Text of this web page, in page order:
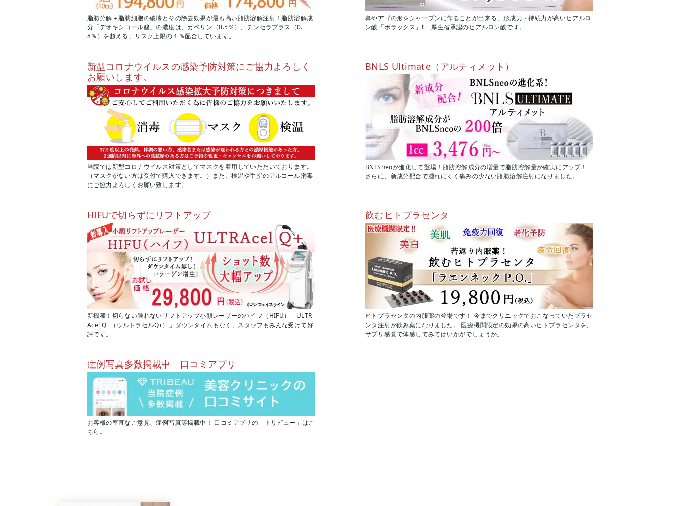
脂肪分解＋脂肪細胞の破壊とその除去効果が最も高い脂肪溶解注射！脂肪溶解成
分「デオキシコール酸」の濃度は、カベリン（0.5％）、チンセラプラス（0.
8％）を超える、リスク上限の１％配合しています。
鼻やアゴの形をシャープンに作ることが出来る、形成力・持続力が高いヒアルロ
ン酸「ボラックス」‼ 厚生省承認のヒアルロン酸です。
新型コロナウイルスの感染予防対策にご協力よろしく
お願いします。
当院では新型コロナウイルス対策としてマスクを着用していただいております。
（マスクがない方は受付で購入できます。）また、検温や手指のアルコール消毒
にご協力よろしくお願い致します。
BNLS Ultimate（アルティメット）
BNLSneoが進化して登場！脂肪溶解成分の増量で脂肪溶解量が確実にアップ！
さらに、新成分配合で腫れにくく痛みの少ない脂肪溶解注射になりました。
HIFUで切らずにリフトアップ
新機種！切らない腫れないリフトアップ小顔レーザーのハイフ（HIFU）「ULTR
Acel Q+（ウルトラセルQ+）」ダウンタイムもなく、スタッフもみんな受けて好
評です。
飲むヒトプラセンタ
ヒトプラセンタの内服薬の登場です！ 今までクリニックでおこなっていたプラセ
ンタ注射が飲み薬になりました。 医療機関限定の効果の高いヒトプラセンタを、
サプリ感覚で体感してみてはいかがでしょうか。
症例写真多数掲載中 口コミアプリ
お客様の率直なご意見、症例写真等掲載中！ 口コミアプリの「トリビュー」はこ
ちら。